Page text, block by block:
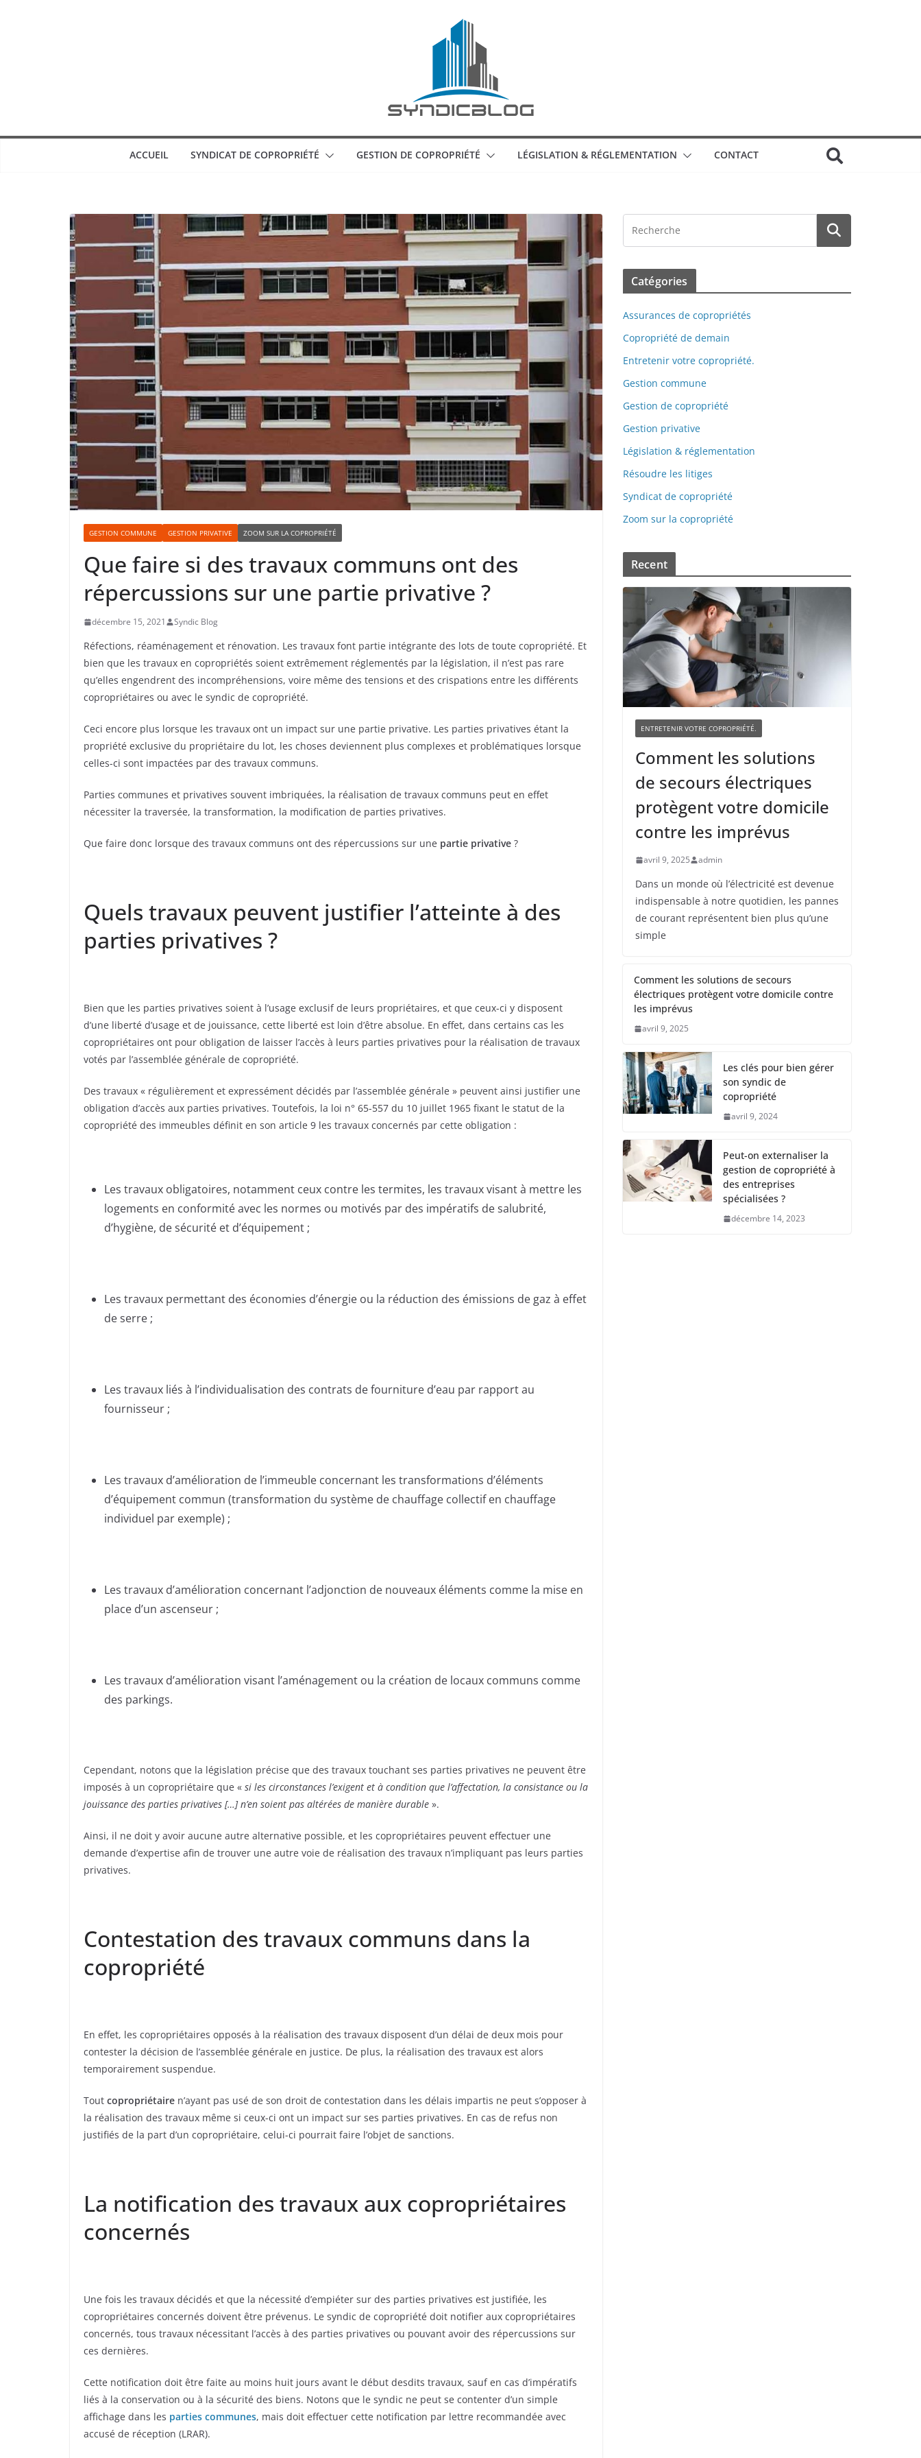
ACCUEIL SYNDICAT DE COPROPRIÉTÉ GESTION DE COPROPRIÉTÉ LÉGISLATION & RÉGLEMENTATION CONTACT
GESTION COMMUNE GESTION PRIVATIVE ZOOM SUR LA COPROPRIÉTÉ
Que faire si des travaux communs ont des
répercussions sur une partie privative ?
décembre 15, 2021 Syndic Blog
Réfections, réaménagement et rénovation. Les travaux font partie intégrante des lots de toute copropriété. Et
bien que les travaux en copropriétés soient extrêmement réglementés par la législation, il n’est pas rare
qu’elles engendrent des incompréhensions, voire même des tensions et des crispations entre les différents
copropriétaires ou avec le syndic de copropriété.
Ceci encore plus lorsque les travaux ont un impact sur une partie privative. Les parties privatives étant la
propriété exclusive du propriétaire du lot, les choses deviennent plus complexes et problématiques lorsque
celles-ci sont impactées par des travaux communs.
Parties communes et privatives souvent imbriquées, la réalisation de travaux communs peut en effet
nécessiter la traversée, la transformation, la modification de parties privatives.
Que faire donc lorsque des travaux communs ont des répercussions sur une partie privative ?
Quels travaux peuvent justifier l’atteinte à des
parties privatives ?
Bien que les parties privatives soient à l’usage exclusif de leurs propriétaires, et que ceux-ci y disposent
d’une liberté d’usage et de jouissance, cette liberté est loin d’être absolue. En effet, dans certains cas les
copropriétaires ont pour obligation de laisser l’accès à leurs parties privatives pour la réalisation de travaux
votés par l’assemblée générale de copropriété.
Des travaux « régulièrement et expressément décidés par l’assemblée générale » peuvent ainsi justifier une
obligation d’accès aux parties privatives. Toutefois, la loi n° 65-557 du 10 juillet 1965 fixant le statut de la
copropriété des immeubles définit en son article 9 les travaux concernés par cette obligation :
Les travaux obligatoires, notamment ceux contre les termites, les travaux visant à mettre les
logements en conformité avec les normes ou motivés par des impératifs de salubrité,
d’hygiène, de sécurité et d’équipement ;
Les travaux permettant des économies d’énergie ou la réduction des émissions de gaz à effet
de serre ;
Les travaux liés à l’individualisation des contrats de fourniture d’eau par rapport au
fournisseur ;
Les travaux d’amélioration de l’immeuble concernant les transformations d’éléments
d’équipement commun (transformation du système de chauffage collectif en chauffage
individuel par exemple) ;
Les travaux d’amélioration concernant l’adjonction de nouveaux éléments comme la mise en
place d’un ascenseur ;
Les travaux d’amélioration visant l’aménagement ou la création de locaux communs comme
des parkings.
Cependant, notons que la législation précise que des travaux touchant ses parties privatives ne peuvent être
imposés à un copropriétaire que « si les circonstances l’exigent et à condition que l’affectation, la consistance ou la
jouissance des parties privatives […] n’en soient pas altérées de manière durable ».
Ainsi, il ne doit y avoir aucune autre alternative possible, et les copropriétaires peuvent effectuer une
demande d’expertise afin de trouver une autre voie de réalisation des travaux n’impliquant pas leurs parties
privatives.
Contestation des travaux communs dans la
copropriété
En effet, les copropriétaires opposés à la réalisation des travaux disposent d’un délai de deux mois pour
contester la décision de l’assemblée générale en justice. De plus, la réalisation des travaux est alors
temporairement suspendue.
Tout copropriétaire n’ayant pas usé de son droit de contestation dans les délais impartis ne peut s’opposer à
la réalisation des travaux même si ceux-ci ont un impact sur ses parties privatives. En cas de refus non
justifiés de la part d’un copropriétaire, celui-ci pourrait faire l’objet de sanctions.
La notification des travaux aux copropriétaires
concernés
Une fois les travaux décidés et que la nécessité d’empiéter sur des parties privatives est justifiée, les
copropriétaires concernés doivent être prévenus. Le syndic de copropriété doit notifier aux copropriétaires
concernés, tous travaux nécessitant l’accès à des parties privatives ou pouvant avoir des répercussions sur
ces dernières.
Cette notification doit être faite au moins huit jours avant le début desdits travaux, sauf en cas d’impératifs
liés à la conservation ou à la sécurité des biens. Notons que le syndic ne peut se contenter d’un simple
affichage dans les parties communes, mais doit effectuer cette notification par lettre recommandée avec
accusé de réception (LRAR).
Catégories
Assurances de copropriétés
Copropriété de demain
Entretenir votre copropriété.
Gestion commune
Gestion de copropriété
Gestion privative
Législation & réglementation
Résoudre les litiges
Syndicat de copropriété
Zoom sur la copropriété
Recent
ENTRETENIR VOTRE COPROPRIÉTÉ.
Comment les solutions
de secours électriques
protègent votre domicile
contre les imprévus
avril 9, 2025 admin
Dans un monde où l’électricité est devenue
indispensable à notre quotidien, les pannes
de courant représentent bien plus qu’une
simple
Comment les solutions de secours
électriques protègent votre domicile contre
les imprévus
avril 9, 2025
Les clés pour bien gérer
son syndic de
copropriété
avril 9, 2024
Peut-on externaliser la
gestion de copropriété à
des entreprises
spécialisées ?
décembre 14, 2023